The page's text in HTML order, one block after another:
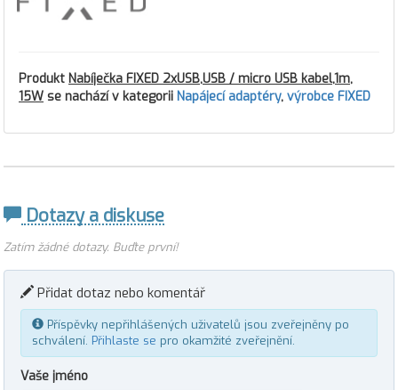
Produkt Nabíječka FIXED 2xUSB,USB / micro USB kabel,1m,
15W se nachází v kategorii Napájecí adaptéry, výrobce FIXED
Dotazy a diskuse
Zatím žádné dotazy. Buďte první!
Přidat dotaz nebo komentář
Příspěvky nepřihlášených uživatelů jsou zveřejněny po
schválení. Přihlaste se pro okamžité zveřejnění.
Vaše jméno